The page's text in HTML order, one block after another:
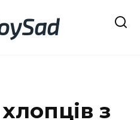
з